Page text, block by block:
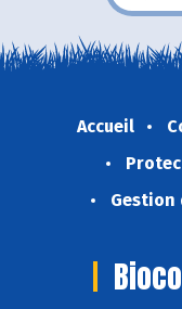
Accueil
Gestion